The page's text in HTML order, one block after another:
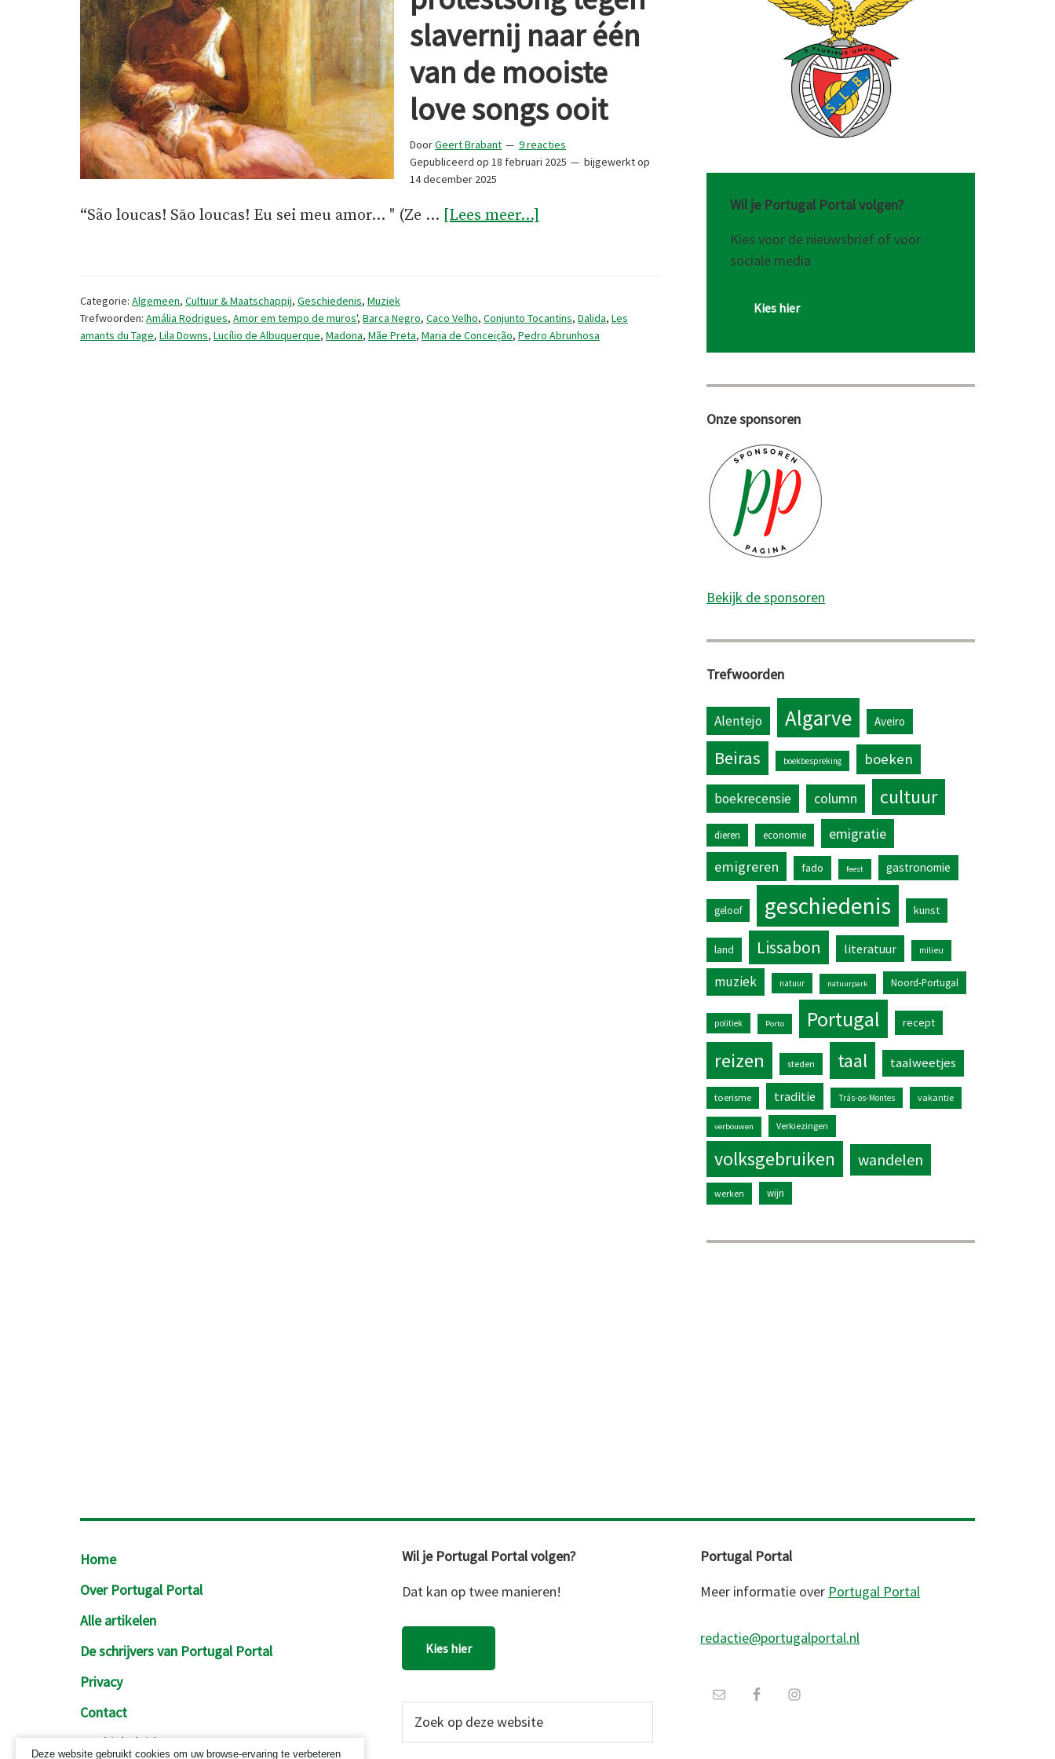
slavernij naar één
van de mooiste
love songs ooit
DoorGeert Brabant
9 reacties
Gepubliceerd op 18 februari 2025
bijgewerkt op
14 december 2025
“São loucas! Sāo loucas! Eu sei meu amor… " (Ze … [Lees meer...]
tegen
slavernij
Categorie: Algemeen, Cultuur & Maatschappij, Geschiedenis, Muziek
Trefwoorden: Amália Rodrigues, Amor em tempo de muros', Barca Negro, Caco Velho, Conjunto Tocantins, Dalida, Les
amants du Tage, Lila Downs, Lucílio de Albuquerque, Madona, Mãe Preta, Maria de Conceição, Pedro Abrunhosa
Wil je Portugal Portal volgen?
Kies voor de nieuwsbrief of voor
sociale media
Kies hier
Onze sponsoren
Bekijk de sponsoren
Trefwoorden
Alentejo Algarve Aveiro
Beiras boekbespreking boeken
boekrecensie column cultuur
dieren economie
emigratie
emigreren
fado feest gastronomie
geloof geschiedenis kunst
land Lissabon literatuur milieu
muziek natuur natuurpark Noord-Portugal
politiek Porto Portugal recept
reizen steden taal taalweetjes
toerisme traditie Trás-os-Montes vakantie
verbouwen Verkiezingen
volksgebruiken wandelen
werken wijn
Footer
Home
Over Portugal Portal
Alle artikelen
De schrijvers van Portugal Portal
Privacy
Contact
Cookiebeleid
Wil je Portugal Portal volgen?
Dat kan op twee manieren!
Kies hier
Portugal Portal
Meer informatie over Portugal Portal
redactie@portugalportal.nl
Deze website gebruikt cookies om uw browse-ervaring te verbeteren